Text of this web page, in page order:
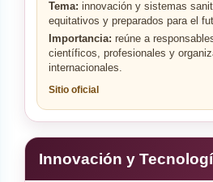
Tema: innovación y sistemas
equitativos y preparados para el
Importancia: reúne a
científicos, profesionales y
internacionales.
Sitio oficial
Innovación y